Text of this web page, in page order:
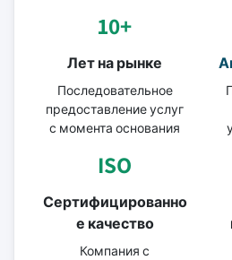
10+
Лет на рынке
Последовательное
предоставление услуг
с момента основания
ISO
Сертифицированно
е качество
Компания с